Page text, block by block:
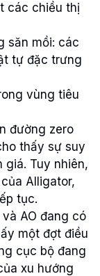
các chiều thị
săn mồi: các
tự đặc trưng
vùng tiêu
đường zero
thấy sự suy
Tuy nhiên,
Alligator,
tục.
AO đang có
một đợt điều
cục bộ đang
xu hướng